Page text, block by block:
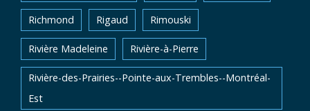
Richmond Rigaud Rimouski
Rivière Madeleine Rivière-à-Pierre
Rivière-des-Prairies--Pointe-aux-Trembles--Montréal-
Est